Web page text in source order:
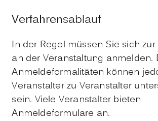
Verfahrensablauf
In der Regel müssen Sie sich
an der Veranstaltung anmelden.
Anmeldeformalitäten können
Veranstalter zu Veranstalter
sein. Viele Veranstalter bieten
Anmeldeformulare an.